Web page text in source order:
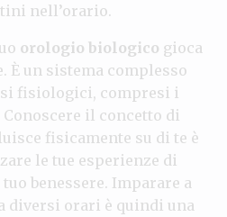
nell’orario.
orologio biologico gioca
È un sistema complesso
fisiologici, compresi i
Conoscere il concetto di
fisicamente su di te è
le tue esperienze di
benessere. Imparare a
diversi orari è quindi una